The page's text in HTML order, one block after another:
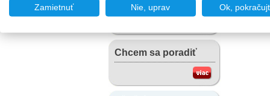
Chcem sa poradiť
Zamietnuť Nie, uprav Ok,